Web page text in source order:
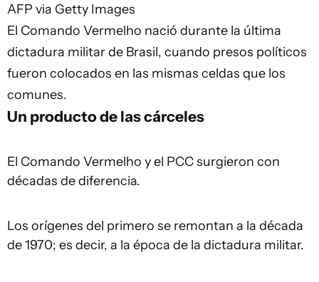
AFP via Getty Images
El Comando Vermelho nació durante la última
dictadura militar de Brasil, cuando presos políticos
fueron colocados en las mismas celdas que los
comunes.
Un producto de las cárceles
El Comando Vermelho y el PCC surgieron con
décadas de diferencia.
Los orígenes del primero se remontan a la década
de 1970; es decir, a la época de la dictadura militar.